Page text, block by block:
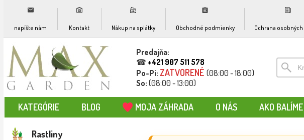
napíšte nám Kontakt Nákup na splátky Obchodné podmienky Ochrana
Predajňa:
☎ +421 907 511 578
Po-Pi: ZATVORENÉ (08:00 - 18:00)
So: (08:00 - 13:00)
KATEGÓRIE BLOG MOJA ZÁHRADA O NÁS AKO
Rastliny